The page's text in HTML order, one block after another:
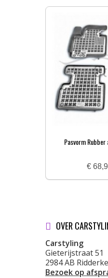
Pasvorm Rubber
€
OVER
Carstyling
Gieterijstraat 51
2984 AB
Bezoek op